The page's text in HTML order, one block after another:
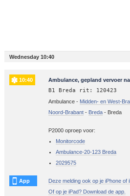
Wednesday 10:40
10:40 Ambulance, gepland vervoer
B1 Breda rit: 120423
Ambulance - Midden- en West-
Noord-Brabant- Breda- Breda
P2000 oproep voor:
Monitorcode
Ambulance-20-123 Breda
2029575
App
Deze melding ook op je iPhone of
Of op je iPad? Download de app.